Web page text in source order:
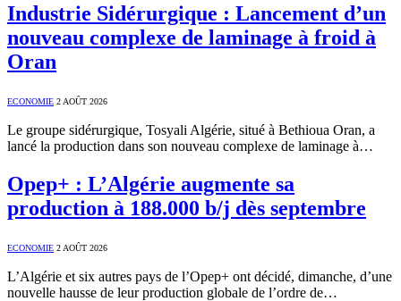
Industrie Sidérurgique : Lancement d’un
nouveau complexe de laminage à froid à
Oran
ECONOMIE 2 AOÛT 2026
Le groupe sidérurgique, Tosyali Algérie, situé à Bethioua Oran, a
lancé la production dans son nouveau complexe de laminage à…
Opep+ : L’Algérie augmente sa
production à 188.000 b/j dès septembre
ECONOMIE 2 AOÛT 2026
L’Algérie et six autres pays de l’Opep+ ont décidé, dimanche, d’une
nouvelle hausse de leur production globale de l’ordre de…